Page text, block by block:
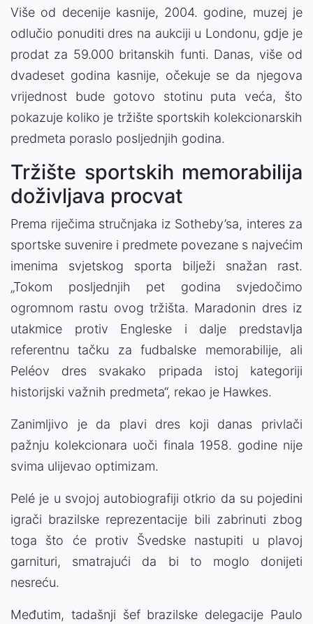
Više od decenije kasnije, 2004. godine, muzej je
odlučio ponuditi dres na aukciji u Londonu, gdje je
prodat za 59.000 britanskih funti. Danas, više od
dvadeset godina kasnije, očekuje se da njegova
vrijednost bude gotovo stotinu puta veća, što
pokazuje koliko je tržište sportskih kolekcionarskih
predmeta poraslo posljednjih godina.
Tržište sportskih memorabilija
doživljava procvat
Prema riječima stručnjaka iz Sotheby’sa, interes za
sportske suvenire i predmete povezane s najvećim
imenima svjetskog sporta bilježi snažan rast.
„Tokom posljednjih pet godina svjedočimo
ogromnom rastu ovog tržišta. Maradonin dres iz
utakmice protiv Engleske i dalje predstavlja
referentnu tačku za fudbalske memorabilije, ali
Peléov dres svakako pripada istoj kategoriji
historijski važnih predmeta“, rekao je Hawkes.
Zanimljivo je da plavi dres koji danas privlači
pažnju kolekcionara uoči finala 1958. godine nije
svima ulijevao optimizam.
Pelé je u svojoj autobiografiji otkrio da su pojedini
igrači brazilske reprezentacije bili zabrinuti zbog
toga što će protiv Švedske nastupiti u plavoj
garnituri, smatrajući da bi to moglo donijeti
nesreću.
Međutim, tadašnji šef brazilske delegacije Paulo